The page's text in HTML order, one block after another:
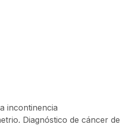
incontinencia
Diagnóstico de cáncer